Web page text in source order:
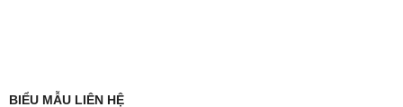
BIỂU MẪU LIÊN HỆ